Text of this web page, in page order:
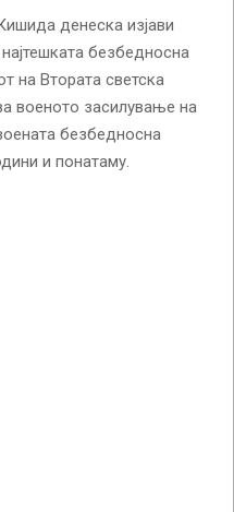
денеска изјави
безбедносна
на Втората светска
военото засилување на
безбедносна
и понатаму.